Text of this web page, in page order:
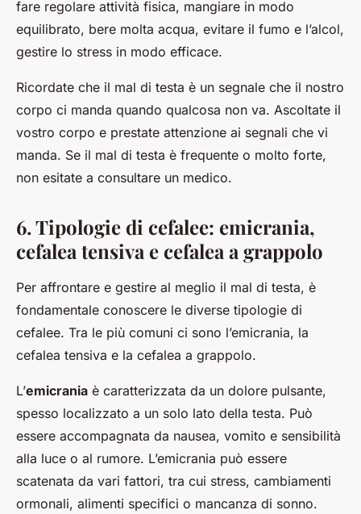
fare regolare attività fisica, mangiare in modo
equilibrato, bere molta acqua, evitare il fumo e l’alcol,
gestire lo stress in modo efficace.
Ricordate che il mal di testa è un segnale che il nostro
corpo ci manda quando qualcosa non va. Ascoltate il
vostro corpo e prestate attenzione ai segnali che vi
manda. Se il mal di testa è frequente o molto forte,
non esitate a consultare un medico.
6. Tipologie di cefalee: emicrania,
cefalea tensiva e cefalea a grappolo
Per affrontare e gestire al meglio il mal di testa, è
fondamentale conoscere le diverse tipologie di
cefalee. Tra le più comuni ci sono l’emicrania, la
cefalea tensiva e la cefalea a grappolo.
L’emicrania è caratterizzata da un dolore pulsante,
spesso localizzato a un solo lato della testa. Può
essere accompagnata da nausea, vomito e sensibilità
alla luce o al rumore. L’emicrania può essere
scatenata da vari fattori, tra cui stress, cambiamenti
ormonali, alimenti specifici o mancanza di sonno.